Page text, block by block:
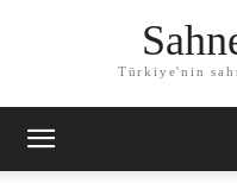
Türkiye'nin